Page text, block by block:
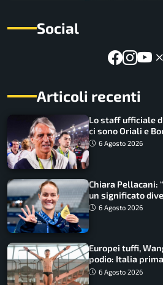
Social
Articoli recenti
Lo staff ufficiale
ci sono Oriali e
ritorno
6 Agosto 2026
Chiara Pellacani:
un significato
qualità”
6 Agosto 2026
Europei tuffi,
podio: Italia
6 Agosto 2026